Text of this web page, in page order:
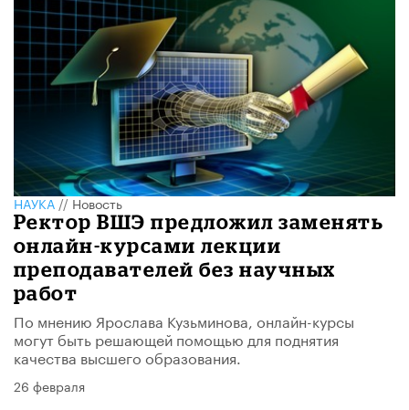
НАУКА//Новость
Ректор ВШЭ предложил заменять
онлайн-курсами лекции
преподавателей без научных
работ
По мнению Ярослава Кузьминова, онлайн-курсы
могут быть решающей помощью для поднятия
качества высшего образования.
26 февраля